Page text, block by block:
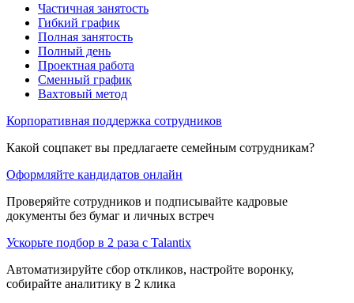
Частичная занятость
Гибкий график
Полная занятость
Полный день
Проектная работа
Сменный график
Вахтовый метод
Корпоративная поддержка сотрудников
Какой соцпакет вы предлагаете семейным сотрудникам?
Оформляйте кандидатов онлайн
Проверяйте сотрудников и подписывайте кадровые
документы без бумаг и личных встреч
Ускорьте подбор в 2 раза с Talantix
Автоматизируйте сбор откликов, настройте воронку,
собирайте аналитику в 2 клика